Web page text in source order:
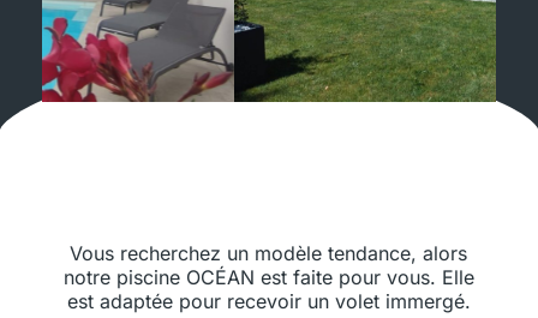
Vous recherchez un modèle tendance, alors
notre piscine OCÉAN est faite pour vous. Elle
est adaptée pour recevoir un volet immergé.